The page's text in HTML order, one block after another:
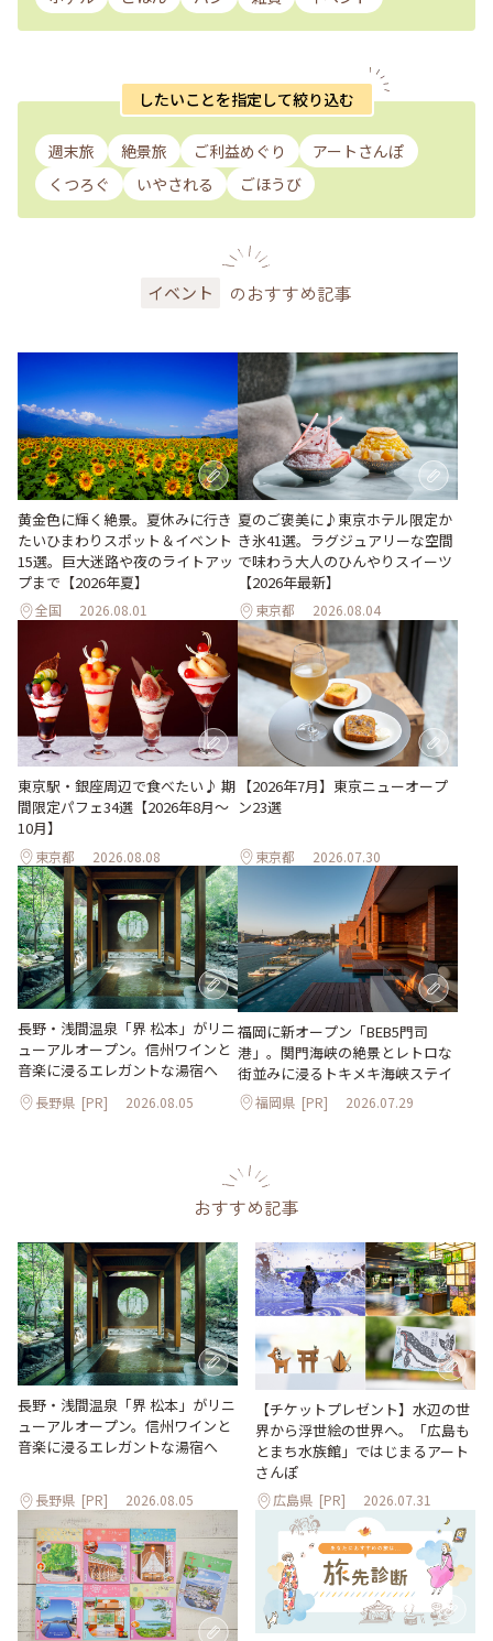
したいことを指定して絞り込む
週末旅 絶景旅 ご利益めぐり
アートさんぽ
くつろぐ
いやされる ごほうび
イベント のおすすめ記事
黄金色に輝く絶景。夏休みに行き
たいひまわりスポット＆イベント
15選。巨大迷路や夜のライトアッ
プまで【2026年夏】
全国 2026.08.01
夏のご褒美に♪東京ホテル限定か
き氷41選。ラグジュアリーな空間
で味わう大人のひんやりスイーツ
【2026年最新】
東京都 2026.08.04
東京駅・銀座周辺で食べたい♪ 期
間限定パフェ34選【2026年8月～
10月】
東京都 2026.08.08
【2026年7月】東京ニューオープ
ン23選
東京都 2026.07.30
長野・浅間温泉「界 松本」がリニ
ューアルオープン。信州ワインと
音楽に浸るエレガントな湯宿へ
長野県 [PR] 2026.08.05
福岡に新オープン「BEB5門司
港」。関門海峡の絶景とレトロな
街並みに浸るトキメキ海峡ステイ
福岡県 [PR] 2026.07.29
おすすめ記事
長野・浅間温泉「界 松本」がリニ
ューアルオープン。信州ワインと
音楽に浸るエレガントな湯宿へ
長野県 [PR] 2026.08.05
【チケットプレゼント】水辺の世
界から浮世絵の世界へ。「広島も
とまち水族館」ではじまるアート
さんぽ
広島県 [PR] 2026.07.31